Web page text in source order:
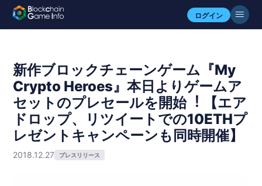
ログイン
新作ブロックチェーンゲーム『My
Crypto Heroes』本⽇よりゲームア
セットのプレセールを開始︕ 【エア
ドロップ、リツイートでの10ETHプ
レゼントキャンペーンも同時開催】
2018.12.27 プレスリリース